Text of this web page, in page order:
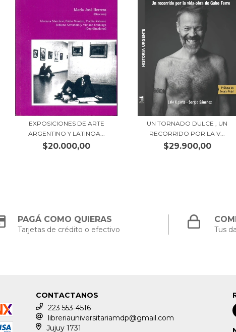
EXPOSICIONES DE ARTE
ARGENTINO Y LATINOA...
$20.000,00
UN TORNADO DULCE , UN
RECORRIDO POR LA V...
$29.900,00
PAGÁ COMO QUIERAS
Tarjetas de crédito o efectivo Tus
CONTACTANOS
223 553-4516
libreriauniversitariamdp@gmail.com
Jujuy 1731